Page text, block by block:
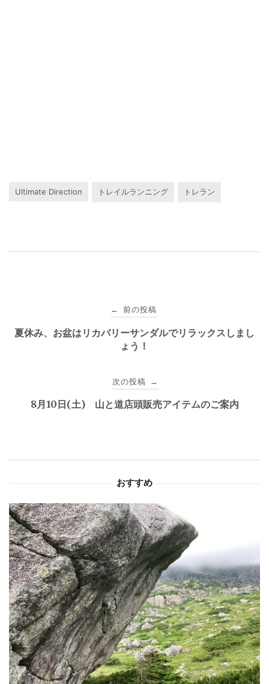
Ultimate Direction トレイルランニング トレラン
稿
← 前の投稿
夏休み、お盆はリカバリーサンダルでリラックスしまし
ょう！
次の投稿 →
8月10日(土) 山と道店頭販売アイテムのご案内
おすすめ